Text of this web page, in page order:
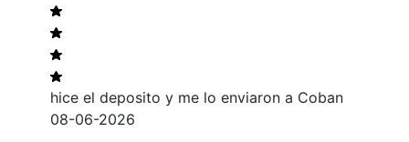
hice el deposito y me lo enviaron a Coban
08-06-2026